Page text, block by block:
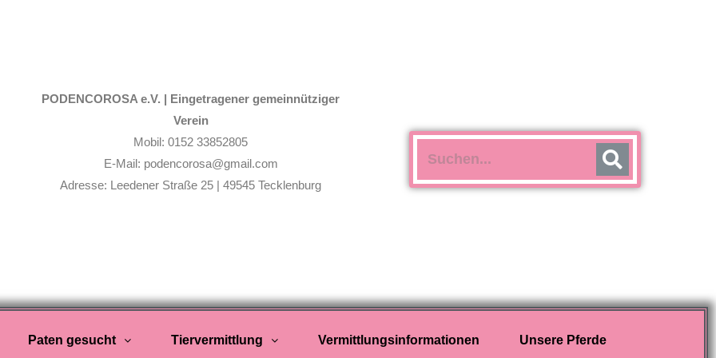
PODENCOROSA e.V. | Eingetragener gemeinnütziger
Verein
Mobil: 0152 33852805
E-Mail: podencorosa@gmail.com
Adresse: Leedener Straße 25 | 49545 Tecklenburg
Paten gesucht Tiervermittlung Vermittlungsinformationen Unsere Pferde